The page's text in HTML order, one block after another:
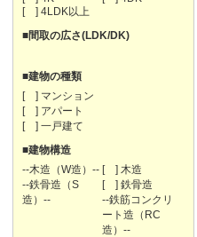
[ ] 4LDK以上
■間取の広さ(LDK/DK)
■建物の種類
[ ] マンション
[ ] アパート
[ ] 一戸建て
■建物構造
--木造（W造）-- [ ] 木造
--鉄骨造（S
造）--
[ ] 鉄骨造
--鉄筋コンクリ
ート造（RC
造）--